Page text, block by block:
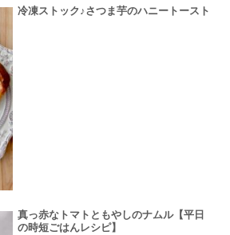
冷凍ストック♪さつま芋のハニートースト
真っ赤なトマトともやしのナムル【平日
の時短ごはんレシピ】